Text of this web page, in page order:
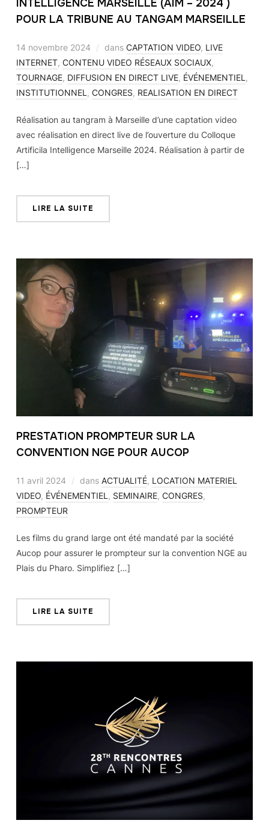
INTELLIGENCE MARSEILLE (AIM – 2024 )
POUR LA TRIBUNE AU TANGAM MARSEILLE
14 novembre 2024 dans CAPTATION VIDEO, LIVE
INTERNET, CONTENU VIDEO RÉSEAUX SOCIAUX,
TOURNAGE, DIFFUSION EN DIRECT LIVE, ÉVÉNEMENTIEL ,
INSTITUTIONNEL , CONGRES, REALISATION EN DIRECT
Réalisation au tangram à Marseille d’une captation video
avec réalisation en direct live de l’ouverture du Colloque
Artificila Intelligence Marseille 2024. Réalisation à partir de
[…]
LIRE LA SUITE
PRESTATION PROMPTEUR SUR LA
CONVENTION NGE POUR AUCOP
11 avril 2024 dans ACTUALITÉ, LOCATION MATERIEL
VIDEO, ÉVÉNEMENTIEL, SEMINAIRE, CONGRES,
PROMPTEUR
Les films du grand large ont été mandaté par la société
Aucop pour assurer le prompteur sur la convention NGE au
Plais du Pharo. Simplifiez […]
LIRE LA SUITE